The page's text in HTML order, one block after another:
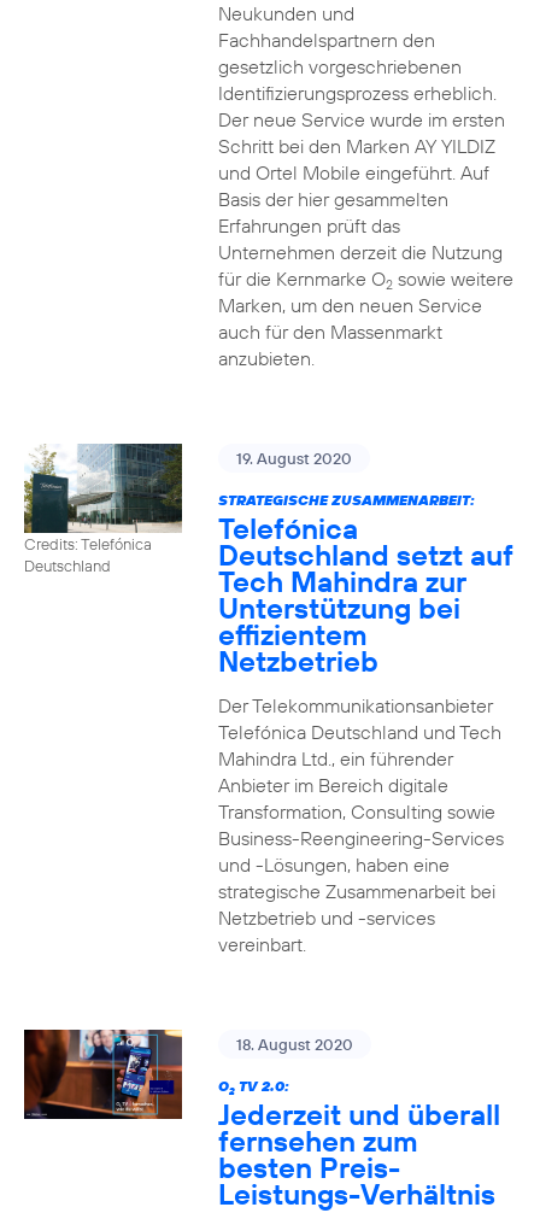
Neukunden und
Fachhandelspartnern den
gesetzlich vorgeschriebenen
Identifizierungsprozess erheblich.
Der neue Service wurde im ersten
Schritt bei den Marken AY YILDIZ
und Ortel Mobile eingeführt. Auf
Basis der hier gesammelten
Erfahrungen prüft das
Unternehmen derzeit die Nutzung
für die Kernmarke O2sowie weitere
Marken, um den neuen Service
auch für den Massenmarkt
anzubieten.
Credits: Telefónica
Deutschland
19. August 2020
STRATEGISCHE ZUSAMMENARBEIT:
Telefónica
Deutschland setzt auf
Tech Mahindra zur
Unterstützung bei
effizientem
Netzbetrieb
Der Telekommunikationsanbieter
Telefónica Deutschland und Tech
Mahindra Ltd., ein führender
Anbieter im Bereich digitale
Transformation, Consulting sowie
Business-Reengineering-Services
und -Lösungen, haben eine
strategische Zusammenarbeit bei
Netzbetrieb und -services
vereinbart.
18. August 2020
O2TV 2.0:
Jederzeit und überall
fernsehen zum
besten Preis-
Leistungs-Verhältnis